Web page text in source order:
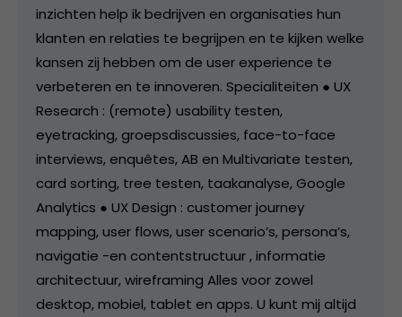
inzichten help ik bedrijven en organisaties hun
klanten en relaties te begrijpen en te kijken welke
kansen zij hebben om de user experience te
verbeteren en te innoveren. Specialiteiten ● UX
Research : (remote) usability testen,
eyetracking, groepsdiscussies, face-to-face
interviews, enquêtes, AB en Multivariate testen,
card sorting, tree testen, taakanalyse, Google
Analytics ● UX Design : customer journey
mapping, user flows, user scenario’s, persona’s,
navigatie -en contentstructuur , informatie
architectuur, wireframing Alles voor zowel
desktop, mobiel, tablet en apps. U kunt mij altijd